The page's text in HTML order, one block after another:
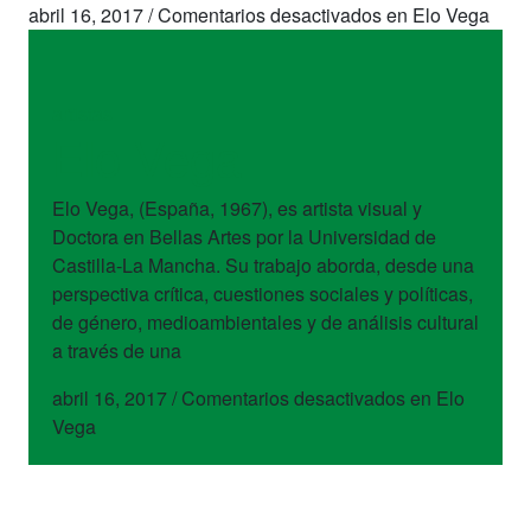
abril 16, 2017/Comentarios desactivadosen Elo Vega
Elo Vega, (España, 1967), es artista visual y
Doctora en Bellas Artes por la Universidad de
Castilla-La Mancha. Su trabajo aborda, desde una
perspectiva crítica, cuestiones sociales y políticas,
de género, medioambientales y de análisis cultural
a través de una
abril 16, 2017/ Comentarios desactivadosen Elo
Vega